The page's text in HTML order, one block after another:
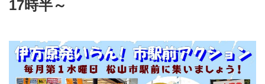
17時半～